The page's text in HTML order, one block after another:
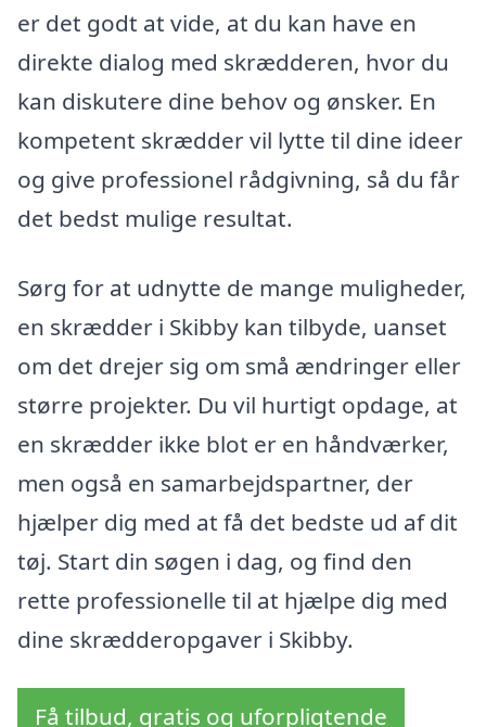
er det godt at vide, at du kan have en
direkte dialog med skrædderen, hvor du
kan diskutere dine behov og ønsker. En
kompetent skrædder vil lytte til dine ideer
og give professionel rådgivning, så du får
det bedst mulige resultat.
Sørg for at udnytte de mange muligheder,
en skrædder i Skibby kan tilbyde, uanset
om det drejer sig om små ændringer eller
større projekter. Du vil hurtigt opdage, at
en skrædder ikke blot er en håndværker,
men også en samarbejdspartner, der
hjælper dig med at få det bedste ud af dit
tøj. Start din søgen i dag, og find den
rette professionelle til at hjælpe dig med
dine skrædderopgaver i Skibby.
Få tilbud, gratis og uforpligtende